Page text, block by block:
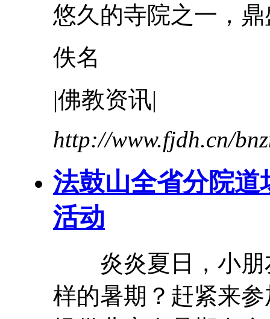
悠久的寺院之一，
佚名
|佛教资讯|
http://www.fjdh.cn/
法鼓山全省分院
活动
炎炎夏日，小朋
样的暑期？赶紧来